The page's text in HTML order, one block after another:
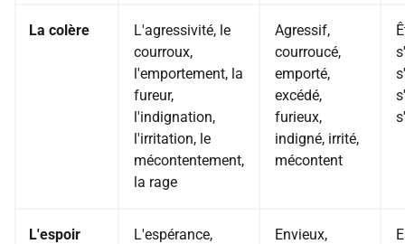
La colère
L'agressivité, le
courroux,
l'emportement, la
fureur,
l'indignation,
l'irritation, le
mécontentement,
la rage
Agressif,
courroucé,
emporté,
excédé,
furieux,
indigné, irrité,
mécontent
L'espoir
L'espérance,
Envieux,